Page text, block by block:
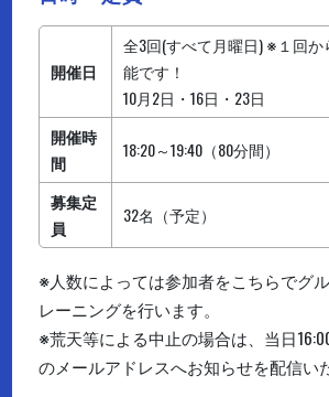
開催日
全3回(すべて月曜日) ※１回
能です！
10月2日・16日・23日
開催時
間
18:20～19:40（80分間）
募集定
員
32名（予定）
※人数によっては参加者をこちらでグ
レーニングを行います。
※荒天等による中止の場合は、当日
のメールアドレスへお知らせを配信い